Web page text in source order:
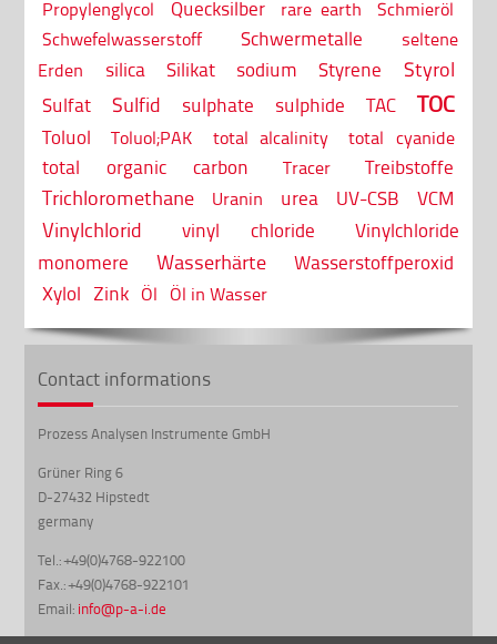
Propylenglycol
Quecksilber rare earth
Schmieröl
Schwefelwasserstoff
Schwermetalle
seltene
Erden
silica Silikat sodium Styrene Styrol
Sulfat Sulfid sulphate sulphide TAC TOC
Toluol Toluol;PAK total alcalinity total cyanide
total organic carbon Tracer Treibstoffe
Trichloromethane Uranin urea UV-CSB VCM
Vinylchlorid vinyl chloride
Vinylchloride
monomere
Wasserhärte
Wasserstoffperoxid
Xylol Zink Öl Öl in Wasser
Contact informations
Prozess Analysen Instrumente GmbH
Grüner Ring 6
D-27432 Hipstedt
germany
Tel.: +49(0)4768-922100
Fax.: +49(0)4768-922101
Email: info@p-a-i.de